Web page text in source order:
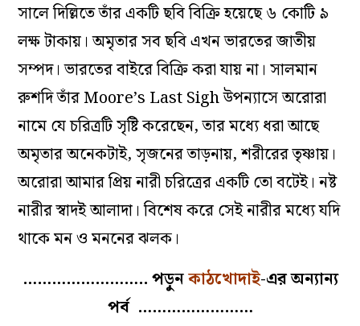
সালে দিল্লিতে তাঁর একটি ছবি বিক্রি হয়েছে ৬ কোটি ৯
লক্ষ টাকায়। অমৃতার সব ছবি এখন ভারতের জাতীয়
সম্পদ। ভারতের বাইরে বিক্রি করা যায় না। সালমান
রুশদি তাঁর Moore’s Last Sigh উপন্যাসে অরোরা
নামে যে চরিত্রটি সৃষ্টি করেছেন, তার মধ্যে ধরা আছে
অমৃতার অনেকটাই, সৃজনের তাড়নায়, শরীরের তৃষ্ণায়।
অরোরা আমার প্রিয় নারী চরিত্রের একটি তো বটেই। নষ্ট
নারীর স্বাদই আলাদা। বিশেষ করে সেই নারীর মধ্যে যদি
থাকে মন ও মননের ঝলক।
…………………….. পড়ুনকাঠখোদাই-এর অন্যান্য
পর্ব ……………………